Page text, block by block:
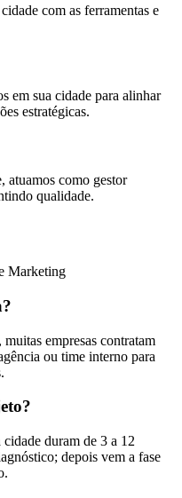
com as ferramentas e
em sua cidade para alinhar
estratégicas.
atuamos como gestor
qualidade.
Marketing
empresas contratam
ou time interno para
duram de 3 a 12
depois vem a fase